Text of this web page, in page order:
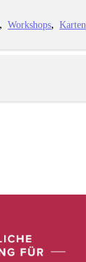
Workshops Karten